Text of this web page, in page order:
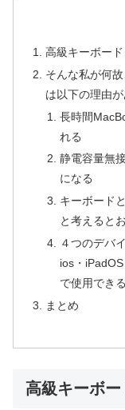
高級キーボー
そんな私が何
は以下の理由が
長時間
れる
静電容量無
になる
キーボード
と考えると
４つのデバ
ios・
で使用できる
まとめ
高級キーボー